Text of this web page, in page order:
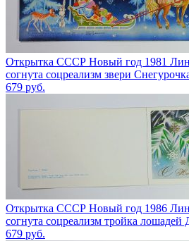
Открытка СССР Новый год 1981
согнута соцреализм звери
679 руб.
Открытка СССР Новый год 1986
согнута соцреализм тройка лошадей
679 руб.